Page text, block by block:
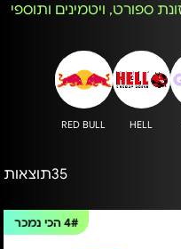
ספורט, ויטמינים ותוספי
HELL
RED BULL
35תוצאות
4#הכי נמכר